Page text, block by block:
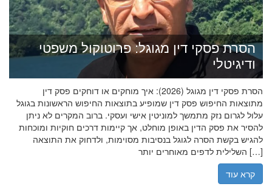
הסרת פסקי דין מגוגל: פרוטוקול משפטי
ודיגיטלי
הסרת פסקי דין מגוגל (2026): איך מוחקים או דוחקים פסק דין
מתוצאות החיפוש פסק דין שמופיע בתוצאות החיפוש הראשונות בגוגל
עלול לגרום נזק מתמשך למוניטין אישי ועסקי. ברוב המקרים לא ניתן
להסיר את פסק הדין באופן מוחלט, אך קיימות דרכים חוקיות ומוכחות
להגיש בקשת הסרה לגוגל בנסיבות מסוימות, ולדחוק את התוצאה
השלילית לדפים מאוחרים יותר […]
קרא עוד